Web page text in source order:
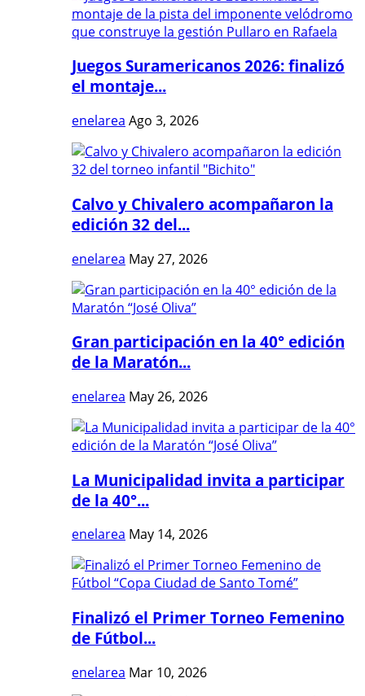
Juegos Suramericanos 2026: finalizó
el montaje...
enelarea Ago 3, 2026
Calvo y Chivalero acompañaron la
edición 32 del...
enelarea May 27, 2026
Gran participación en la 40° edición
de la Maratón...
enelarea May 26, 2026
La Municipalidad invita a participar
de la 40°...
enelarea May 14, 2026
Finalizó el Primer Torneo Femenino
de Fútbol...
enelarea Mar 10, 2026